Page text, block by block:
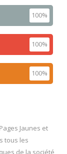
100%
100%
100%
Jaunes et
tous les
de la société